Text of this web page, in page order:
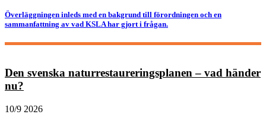
Överläggningen inleds med en bakgrund till förordningen och en
sammanfattning av vad KSLA har gjort i frågan.
Den svenska naturrestaureringsplanen – vad händer
nu?
10/9 2026